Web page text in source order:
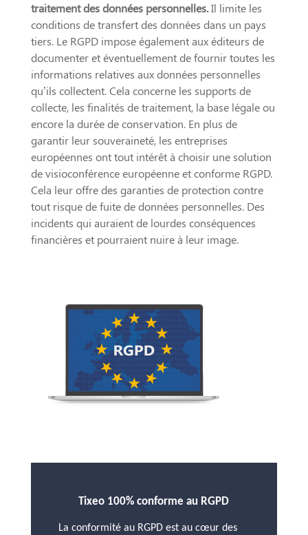
traitement des données personnelles.Il limite les
conditions de transfert des données dans un pays
tiers. Le RGPD impose également aux éditeurs de
documenter et éventuellement de fournir toutes les
informations relatives aux données personnelles
qu’ils collectent. Cela concerne les supports de
collecte, les finalités de traitement, la base légale ou
encore la durée de conservation. En plus de
garantir leur souveraineté, les entreprises
européennes ont tout intérêt à choisir une solution
de visioconférence européenne et conforme RGPD.
Cela leur offre des garanties de protection contre
tout risque de fuite de données personnelles. Des
incidents qui auraient de lourdes conséquences
financières et pourraient nuire à leur image.
Tixeo 100% conforme au RGPD
La conformité au RGPD est au cœur des